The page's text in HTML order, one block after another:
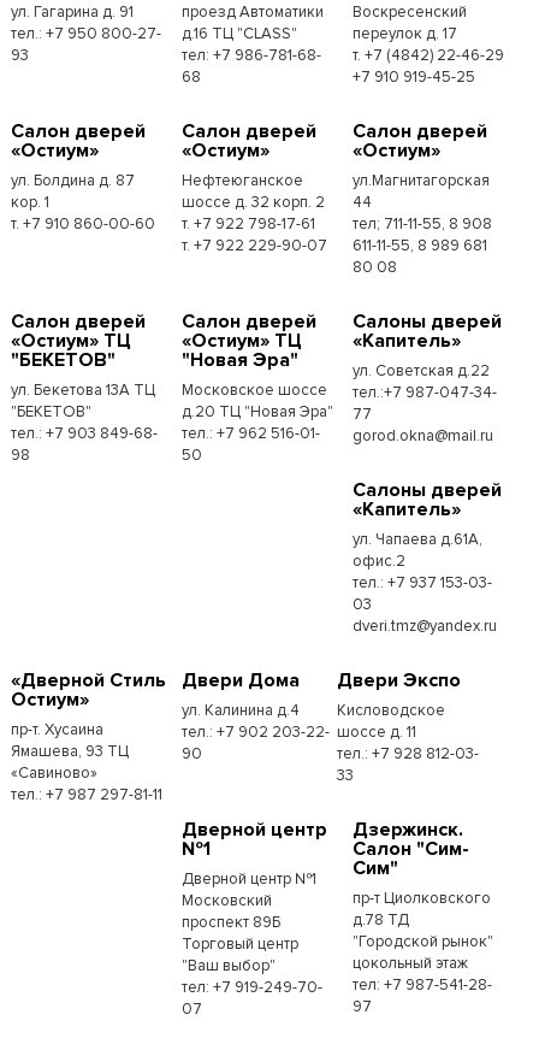
ул. Гагарина д. 91
тел.: +7 950 800-27-
93
проезд Автоматики
д.16 ТЦ "CLASS"
тел: +7 986-781-68-
68
Воскресенский
переулок д. 17
т. +7 (4842) 22-46-29
+7 910 919-45-25
Cалон дверей
«Остиум»
ул. Болдина д. 87
кор. 1
т. +7 910 860-00-60
Cалон дверей
«Остиум»
Нефтеюганское
шоссе д. 32 корп. 2
т. +7 922 798-17-61
т. +7 922 229-90-07
Cалон дверей
«Остиум»
ул.Магнитагорская
44
тел; 711-11-55, 8 908
611-11-55, 8 989 681
80 08
Cалон дверей
«Остиум» ТЦ
"БЕКЕТОВ"
ул. Бекетова 13А ТЦ
"БЕКЕТОВ"
тел.: +7 903 849-68-
98
Cалон дверей
«Остиум» ТЦ
"Новая Эра"
Московское шоссе
д.20 ТЦ "Новая Эра"
тел.: +7 962 516-01-
50
Cалоны дверей
«Капитель»
ул. Советская д.22
тел.:+7 987-047-34-
77
gorod.okna@mail.ru
Cалоны дверей
«Капитель»
ул. Чапаева д.61А,
офис.2
тел.: +7 937 153-03-
03
dveri.tmz@yandex.ru
«Дверной Стиль
Остиум»
пр-т. Хусаина
Ямашева, 93 ТЦ
«Савиново»
тел.: +7 987 297-81-11
Двери Дома
ул. Калинина д.4
тел.: +7 902 203-22-
90
Двери Экспо
Кисловодское
шоссе д. 11
тел.: +7 928 812-03-
33
Дверной центр
№1
Дверной центр №1
Московский
проспект 89Б
Торговый центр
"Ваш выбор"
тел: +7 919-249-70-
07
Дзержинск.
Салон "Сим-
Сим"
пр-т Циолковского
д.78 ТД
"Городской рынок"
цокольный этаж
тел: +7 987-541-28-
97